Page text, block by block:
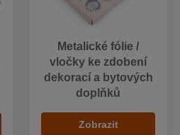
Metalické fólie /
vločky ke zdobení
dekorací a bytových
doplňků
Zobrazit